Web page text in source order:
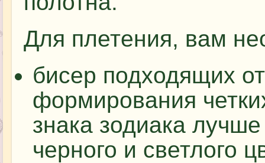
Для плетения, вам
бисер подходящих
формирования
знака зодиака
черного и светлого